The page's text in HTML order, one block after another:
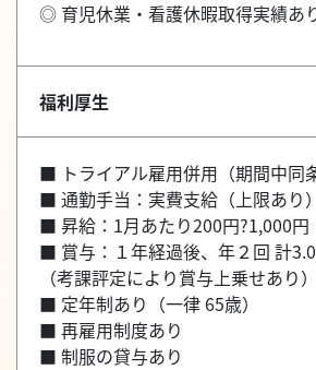
◎ 育児休業・看護休暇取得実績あ
福利厚生
■ トライアル雇用併用（期間中同
■ 通勤手当：実費支給（上限あ
■ 昇給：1月あたり200円?1,000円
■ 賞与：１年経過後、年２回 計
（考課評定により賞与上乗せあり）
■ 定年制あり（一律 65歳）
■ 再雇用制度あり
■ 制服の貸与あり